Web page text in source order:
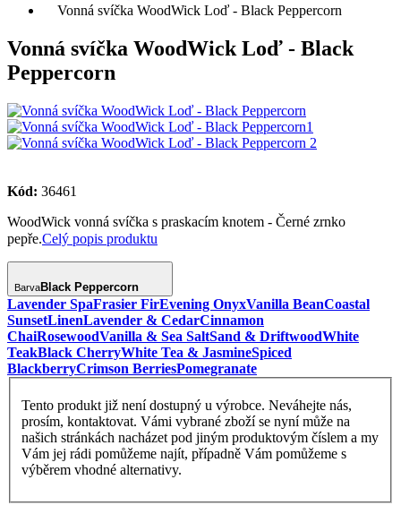
Vonná svíčka WoodWick Loď - Black Peppercorn
Vonná svíčka WoodWick Loď - Black
Peppercorn
Kód: 36461
WoodWick vonná svíčka s praskacím knotem - Černé zrnko
pepře.Celý popis produktu
BarvaBlack Peppercorn
Lavender SpaFrasier FirEvening OnyxVanilla BeanCoastal
SunsetLinenLavender & CedarCinnamon
ChaiRosewoodVanilla & Sea SaltSand & DriftwoodWhite
TeakBlack CherryWhite Tea & JasmineSpiced
BlackberryCrimson BerriesPomegranate
Tento produkt již není dostupný u výrobce. Neváhejte nás,
prosím, kontaktovat. Vámi vybrané zboží se nyní může na
našich stránkách nacházet pod jiným produktovým číslem a my
Vám jej rádi pomůžeme najít, případně Vám pomůžeme s
výběrem vhodné alternativy.